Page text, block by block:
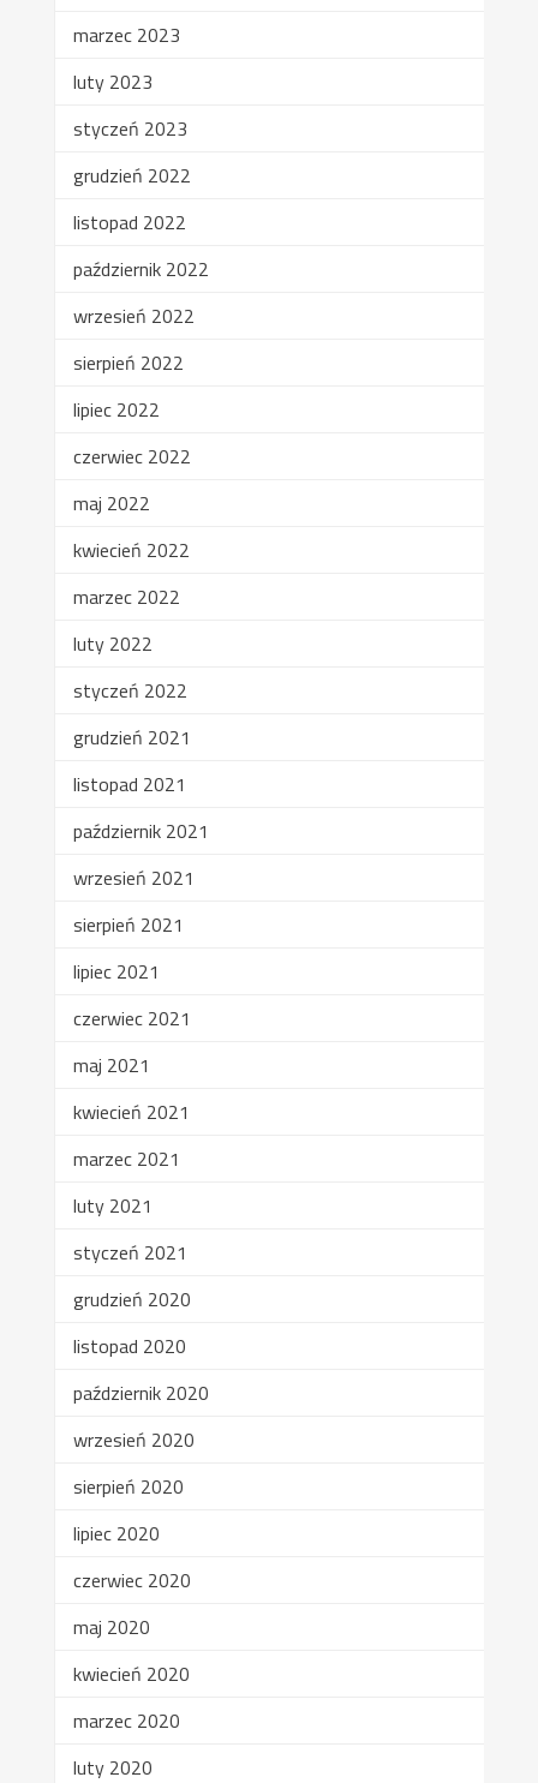
marzec 2023
luty 2023
styczeń 2023
grudzień 2022
listopad 2022
październik 2022
wrzesień 2022
sierpień 2022
lipiec 2022
czerwiec 2022
maj 2022
kwiecień 2022
marzec 2022
luty 2022
styczeń 2022
grudzień 2021
listopad 2021
październik 2021
wrzesień 2021
sierpień 2021
lipiec 2021
czerwiec 2021
maj 2021
kwiecień 2021
marzec 2021
luty 2021
styczeń 2021
grudzień 2020
listopad 2020
październik 2020
wrzesień 2020
sierpień 2020
lipiec 2020
czerwiec 2020
maj 2020
kwiecień 2020
marzec 2020
luty 2020